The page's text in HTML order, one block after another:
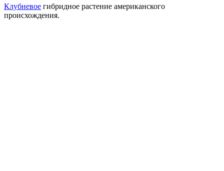
Клубневое гибридное растение американского
происхождения.